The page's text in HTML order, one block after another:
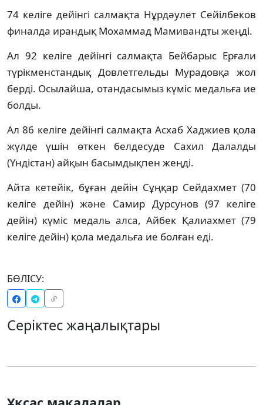
74 келіге дейінгі салмақта Нұрдәулет Сейілбеков
финалда ирандық Мохаммад Мамивандты жеңді.
Ал 92 келіге дейінгі салмақта Бейбарыс Ерғали
түрікменстандық Довлетгельды Мурадовқа жол
берді. Осылайша, отандасымыз күміс медальға ие
болды.
Ал 86 келіге дейінгі салмақта Асхаб Хаджиев қола
жүлде үшін өткен белдесуде Сахил Далалды
(Үндістан) айқын басымдықпен жеңді.
Айта кетейік, бұған дейін Сұңқар Сейдахмет (70
келіге дейін) және Самир Дурсунов (97 келіге
дейін) күміс медаль алса, Айбек Қалиахмет (79
келіге дейін) қола медальға ие болған еді.
БӨЛІСУ:
Серіктес жаңалықтары